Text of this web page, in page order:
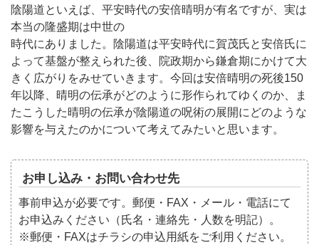
陰陽道といえば、平安時代の安倍晴明が有名ですが、実は
本当の隆盛期は中世の
時代にありました。陰陽道は平安時代に賀茂氏と安倍氏に
よって基盤が整えられた後、院政期から鎌倉期にかけて大
きく広がりをみせていきます。今回は安倍晴明の死後150
年以降、晴明の伝承がどのように形作られてゆくのか、ま
たこうした晴明の伝承が陰陽道の呪術の展開にどのような
影響を与えたのかについて考えてみたいと思います。
お申し込み・お問い合わせ先
事前申込が必要です。郵便・FAX・メール・電話にて
お申込みください（氏名・連絡先・人数を明記）。
※郵便・FAXはチラシの申込用紙をご利用ください。